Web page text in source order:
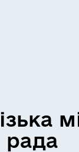
рада